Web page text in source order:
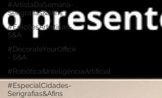
#ArtistaDaSemana-
Serigrafias&Afins
#EdiçõesArtísticas-
S&A
#DecorateYourOffice
- S&A
#Robótica&InteligênciaArtificial
#EspecialCidades-
Serigrafias&Afins